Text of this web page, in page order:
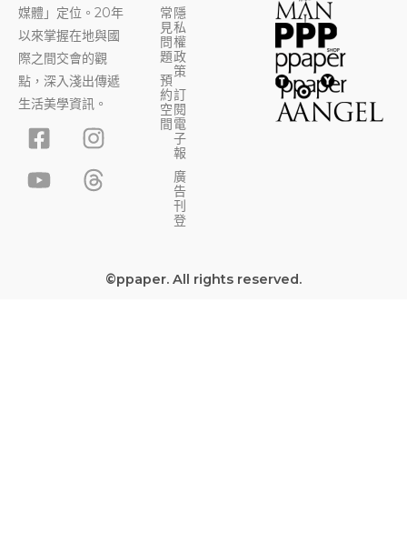
媒體」定位。20年
以來掌握在地與國
際之間交會的觀
點，深入淺出傳遞
生活美學資訊。
F
a
c
I
n
s
t
Y
o
u
T
h
r
e
常
見
問
題
預
約
空
間
隱
私
權
政
策
訂
閱
電
子
報
廣
告
刊
登
©ppaper. All rights reserved.